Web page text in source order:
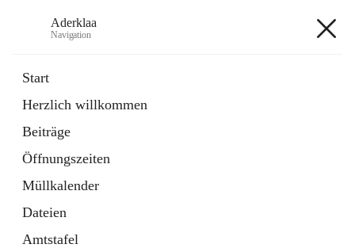
Aderklaa
Navigation
Start
Herzlich willkommen
Beiträge
Öffnungszeiten
Müllkalender
Dateien
Amtstafel
6 Schnellzugriffe
Gemeinde
3 Schnellzugriffe